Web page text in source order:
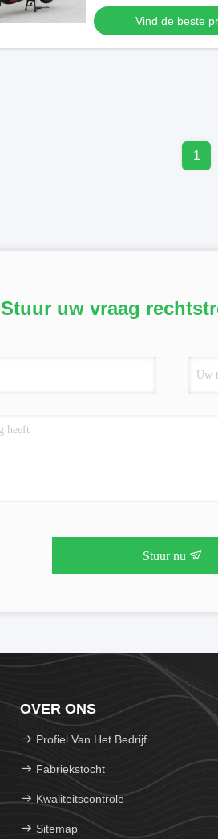
Vind de beste
1
Stuur uw vraag
Stuur nu
OVER ONS
Profiel Van Het Bedrijf
Fabriekstocht
Kwaliteitscontrole
Sitemap